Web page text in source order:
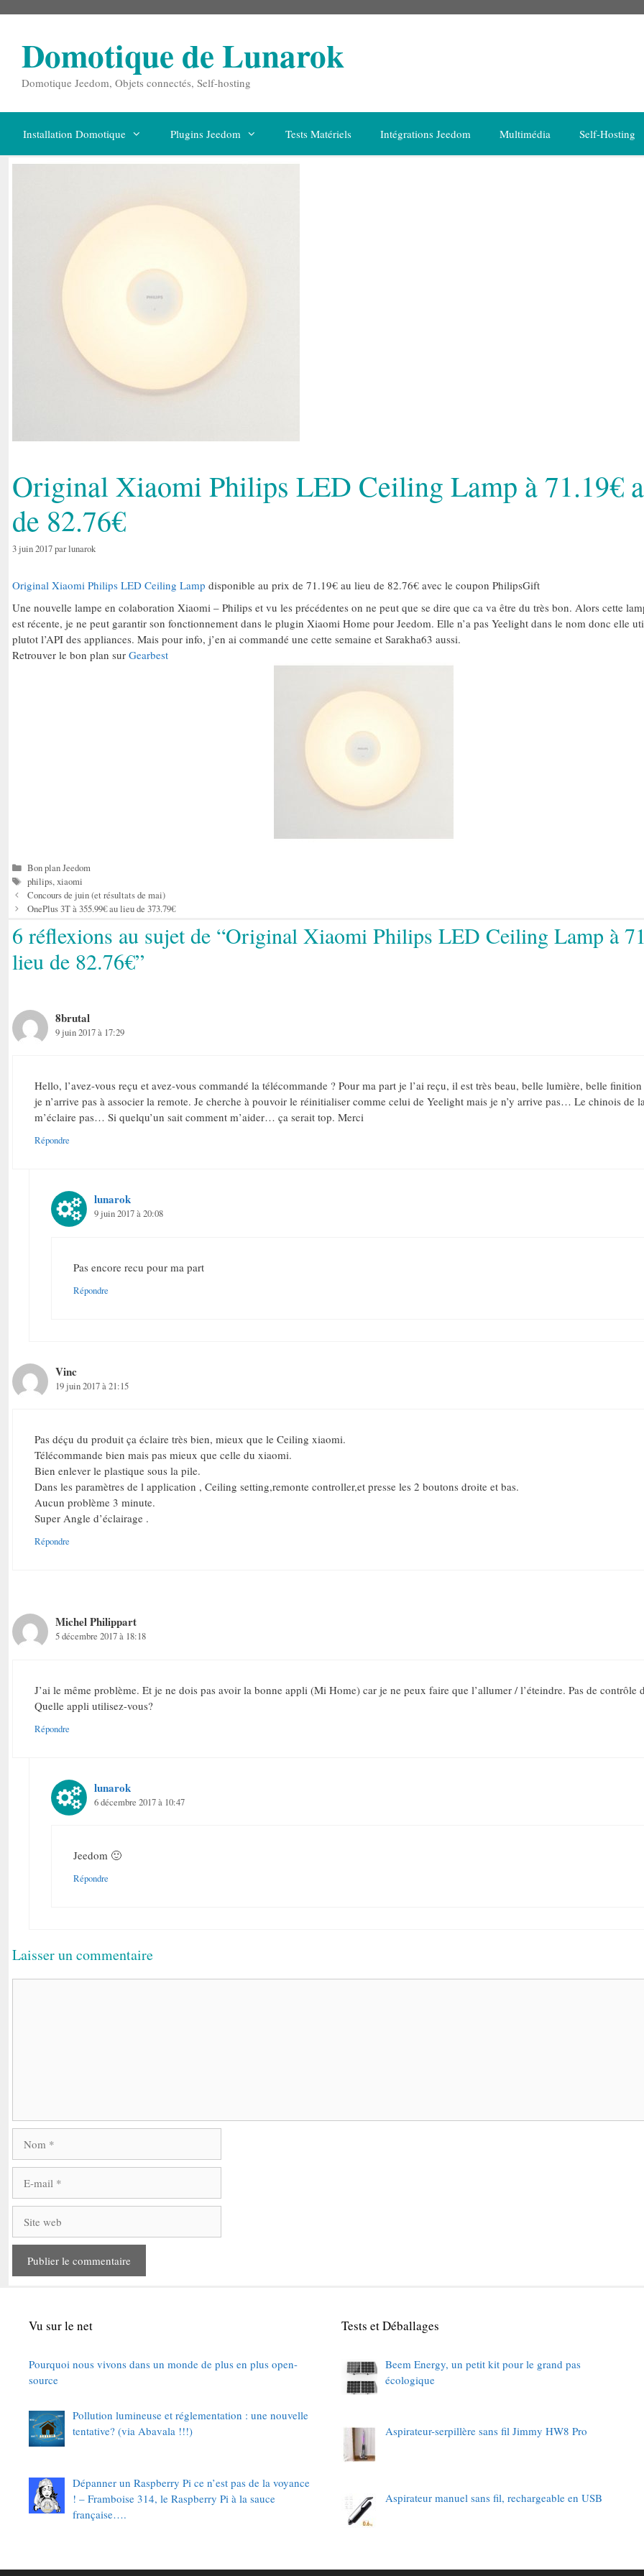
Domotique de Lunarok
Domotique Jeedom, Objets connectés, Self-hosting
Installation Domotique Plugins Jeedom Tests Matériels Intégrations Jeedom Multimédia Self-Hosting
Original Xiaomi Philips LED Ceiling Lamp à 71.19€
de 82.76€
3 juin 2017parlunarok
Original Xiaomi Philips LED Ceiling Lamp disponible au prix de 71.19€ au lieu de 82.76€ avec le coupon PhilipsGift
Une nouvelle lampe en colaboration Xiaomi – Philips et vu les précédentes on ne peut que se dire que ca va être du très bon. Alors cette
est récente, je ne peut garantir son fonctionnement dans le plugin Xiaomi Home pour Jeedom. Elle n’a pas Yeelight dans le nom donc elle
plutot l’API des appliances. Mais pour info, j’en ai commandé une cette semaine et Sarakha63 aussi.
Retrouver le bon plan sur Gearbest
Catégories
Bon plan Jeedom
Étiquettes
philips,xiaomi
Concours de juin (et résultats de mai)
OnePlus 3T à 355.99€ au lieu de 373.79€
6 réflexions au sujet de “Original Xiaomi Philips LED Ceiling Lamp à
lieu de 82.76€”
8brutal
9 juin 2017 à 17:29
Hello, l’avez-vous reçu et avez-vous commandé la télécommande ? Pour ma part je l’ai reçu, il est très beau, belle lumière, belle
je n’arrive pas à associer la remote. Je cherche à pouvoir le réinitialiser comme celui de Yeelight mais je n’y arrive pas… Le chinois de
m’éclaire pas… Si quelqu’un sait comment m’aider… ça serait top. Merci
Répondre
lunarok
9 juin 2017 à 20:08
Pas encore recu pour ma part
Répondre
Vinc
19 juin 2017 à 21:15
Pas déçu du produit ça éclaire très bien, mieux que le Ceiling xiaomi.
Télécommande bien mais pas mieux que celle du xiaomi.
Bien enlever le plastique sous la pile.
Dans les paramètres de l application , Ceiling setting,remonte controller,et presse les 2 boutons droite et bas.
Aucun problème 3 minute.
Super Angle d’éclairage .
Répondre
Michel Philippart
5 décembre 2017 à 18:18
J’ai le même problème. Et je ne dois pas avoir la bonne appli (Mi Home) car je ne peux faire que l’allumer / l’éteindre. Pas de contrôle
Quelle appli utilisez-vous?
Répondre
lunarok
6 décembre 2017 à 10:47
Jeedom 🙂
Répondre
Laisser un commentaire
mail
web
Vu sur le net
Pourquoi nous vivons dans un monde de plus en plus open-
source
Pollution lumineuse et réglementation : une nouvelle
tentative? (via Abavala !!!)
Dépanner un Raspberry Pi ce n’est pas de la voyance
! – Framboise 314, le Raspberry Pi à la sauce
française….
Tests et Déballages
Beem Energy, un petit kit pour le grand pas
écologique
Aspirateur-serpillère sans fil Jimmy HW8 Pro
Aspirateur manuel sans fil, rechargeable en USB